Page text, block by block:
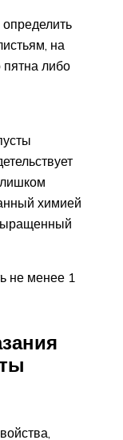
на
пятна либо
химией
не менее 1